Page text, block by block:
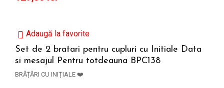
Adaugă la favorite
Set de 2 bratari pentru cupluri cu Initiale Data
si mesajul Pentru totdeauna BPC138
BRĂȚĂRI CU INIȚIALE ❤️